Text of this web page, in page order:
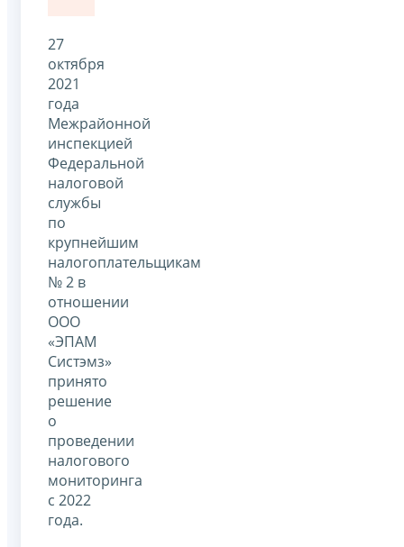
27
октября
2021
года
Межрайонной
инспекцией
Федеральной
налоговой
службы
по
крупнейшим
налогоплательщикам
№ 2 в
отношении
ООО
«ЭПАМ
Систэмз»
принято
решение
о
проведении
налогового
мониторинга
с 2022
года.